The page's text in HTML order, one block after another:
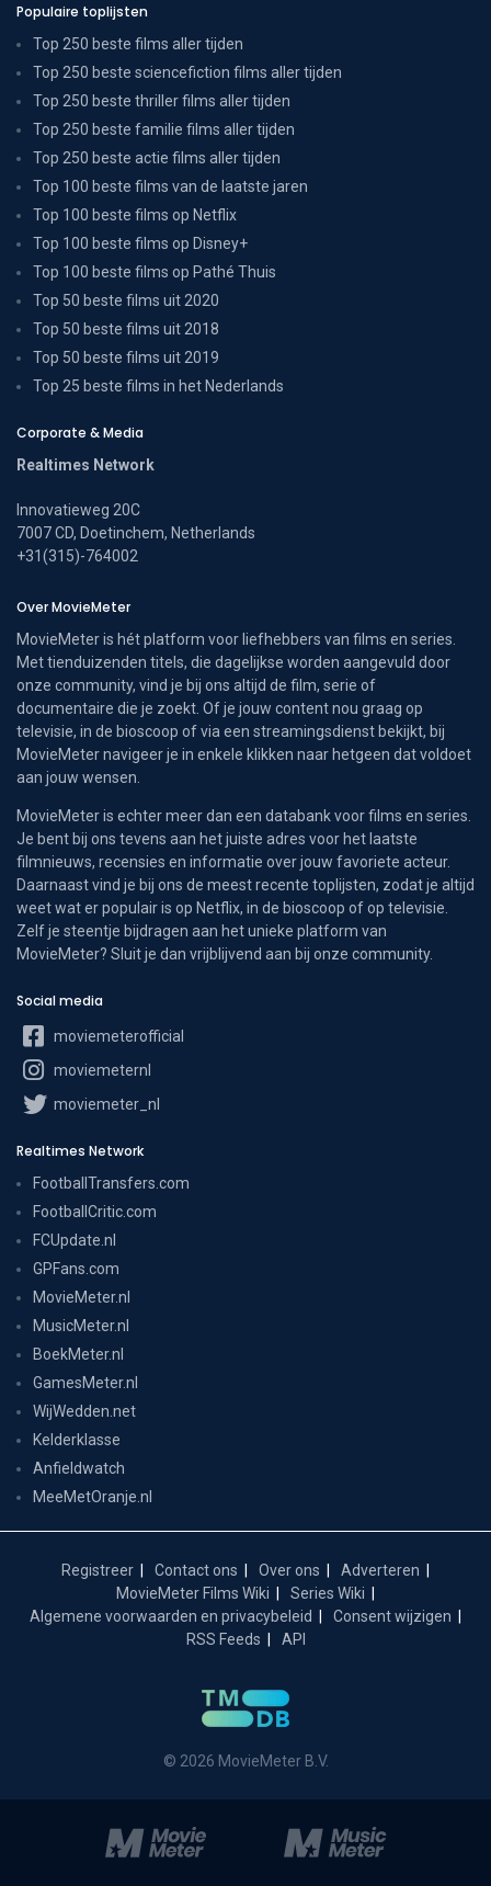
Populaire toplijsten
Top 250 beste films aller tijden
Top 250 beste sciencefiction films aller tijden
Top 250 beste thriller films aller tijden
Top 250 beste familie films aller tijden
Top 250 beste actie films aller tijden
Top 100 beste films van de laatste jaren
Top 100 beste films op Netflix
Top 100 beste films op Disney+
Top 100 beste films op Pathé Thuis
Top 50 beste films uit 2020
Top 50 beste films uit 2018
Top 50 beste films uit 2019
Top 25 beste films in het Nederlands
Corporate & Media
Realtimes Network
Innovatieweg 20C
7007 CD, Doetinchem, Netherlands
+31(315)-764002
Over MovieMeter
MovieMeter is hét platform voor liefhebbers van films en series.
Met tienduizenden titels, die dagelijkse worden aangevuld door
onze community, vind je bij ons altijd de film, serie of
documentaire die je zoekt. Of je jouw content nou graag op
televisie, in de bioscoop of via een streamingsdienst bekijkt, bij
MovieMeter navigeer je in enkele klikken naar hetgeen dat voldoet
aan jouw wensen.
MovieMeter is echter meer dan een databank voor films en series.
Je bent bij ons tevens aan het juiste adres voor het laatste
filmnieuws, recensies en informatie over jouw favoriete acteur.
Daarnaast vind je bij ons de meest recente toplijsten, zodat je altijd
weet wat er populair is op Netflix, in de bioscoop of op televisie.
Zelf je steentje bijdragen aan het unieke platform van
MovieMeter? Sluit je dan vrijblijvend aan bij onze community.
Social media
moviemeterofficial
moviemeternl
moviemeter_nl
Realtimes Network
FootballTransfers.com
FootballCritic.com
FCUpdate.nl
GPFans.com
MovieMeter.nl
MusicMeter.nl
BoekMeter.nl
GamesMeter.nl
WijWedden.net
Kelderklasse
Anfieldwatch
MeeMetOranje.nl
Registreer Contact ons Over ons
Adverteren
MovieMeter Films Wiki
Series Wiki
Algemene voorwaarden en privacybeleid
Consent wijzigen
RSS Feeds
API
© 2026 MovieMeter B.V.